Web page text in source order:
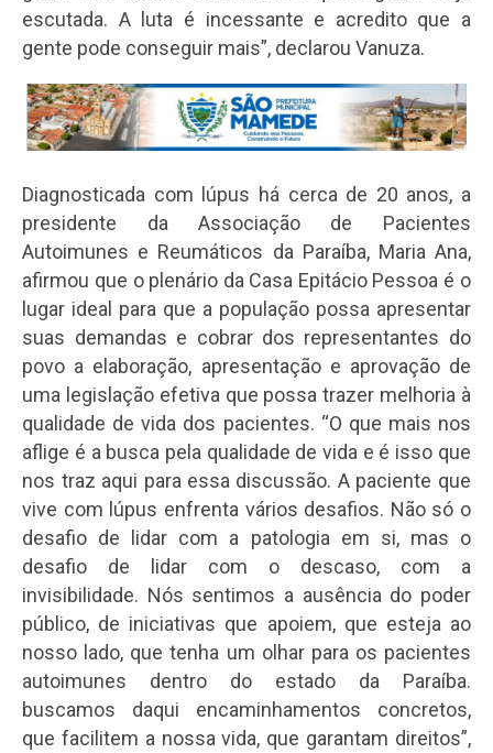
escutada. A luta é incessante e acredito que a
gente pode conseguir mais”, declarou Vanuza.
Diagnosticada com lúpus há cerca de 20 anos, a
presidente da Associação de Pacientes
Autoimunes e Reumáticos da Paraíba, Maria Ana,
afirmou que o plenário da Casa Epitácio Pessoa é o
lugar ideal para que a população possa apresentar
suas demandas e cobrar dos representantes do
povo a elaboração, apresentação e aprovação de
uma legislação efetiva que possa trazer melhoria à
qualidade de vida dos pacientes. “O que mais nos
aflige é a busca pela qualidade de vida e é isso que
nos traz aqui para essa discussão. A paciente que
vive com lúpus enfrenta vários desafios. Não só o
desafio de lidar com a patologia em si, mas o
desafio de lidar com o descaso, com a
invisibilidade. Nós sentimos a ausência do poder
público, de iniciativas que apoiem, que esteja ao
nosso lado, que tenha um olhar para os pacientes
autoimunes dentro do estado da Paraíba.
buscamos daqui encaminhamentos concretos,
que facilitem a nossa vida, que garantam direitos”,